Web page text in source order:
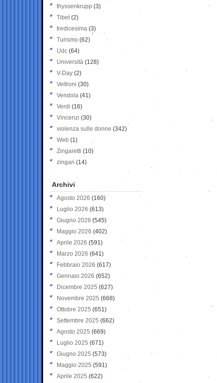
thyssenkrupp (3)
Tibet(2)
tredicesima (3)
Turismo (62)
Udc (64)
Università (128)
V-Day (2)
Veltroni (30)
Vendola (41)
Verdi (16)
Vincenzi (30)
violenza sulle donne (342)
Web (1)
Zingaretti (10)
zingari (14)
Archivi
Agosto 2026 (160)
Luglio 2026 (613)
Giugno 2026 (545)
Maggio 2026 (402)
Aprile 2026 (591)
Marzo 2026 (641)
Febbraio 2026 (617)
Gennaio 2026 (652)
Dicembre 2025 (627)
Novembre 2025 (668)
Ottobre 2025 (651)
Settembre 2025 (662)
Agosto 2025 (669)
Luglio 2025 (671)
Giugno 2025 (573)
Maggio 2025 (591)
Aprile 2025 (622)